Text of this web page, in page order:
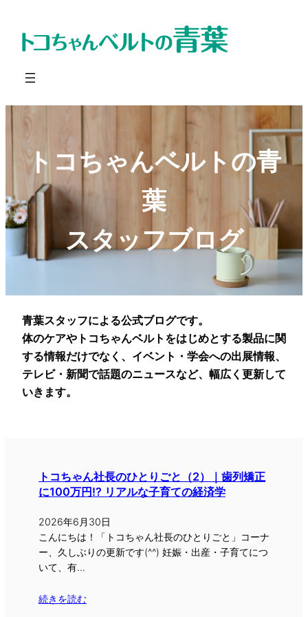
ッ
トコちゃんベルトの青
葉
スタッフブログ
青葉スタッフによる公式ブログです。
体のケアやトコちゃんベルトをはじめとする製品に関
する情報だけでなく、イベント・学会への出展情報、
テレビ・新聞で話題のニュースなど、幅広く更新して
いきます。
トコちゃん社長のひとりごと（2）｜歯列矯正
に100万円!? リアルな子育ての経済学
2026年6月30日
こんにちは！「トコちゃん社長のひとりごと」コーナ
ー、久しぶりの更新です(^^) 妊娠・出産・子育てにつ
いて、有…
続きを読む